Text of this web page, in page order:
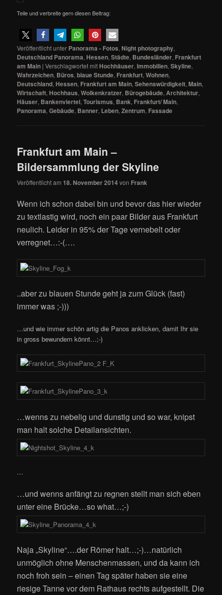
Teile und verbreite gern diesen Beitrag:
Veröffentlicht unter Panorama - Fotos, Night photography,
Deutschland Panorama, Hessen,Städte, Bundesländer, Frankfurt
am Main |Verschlagwortet mit Hochhäuser,Immobilien,Skyline,
Wahrzeichen, Büros,blaue Stunde, Frankfurt,Wohnen,
Deutschland, Hessen, Frankfurt am Main,Sehenswürdigkeit,Main,
Wirtschaft, Hochhaus,Wolkenkratzer, Bürogebäude, Architektur,
Häuser, Bankenviertel,Tourismus, Bank, Frankfurt/ Main,
Panorama,Gebäude, Banner, Leben,Zentrum, Fassade
Frankfurt am Main –
Bildersammlung der Skyline
Veröffentlicht am 18. November 2014von Frank
Wenn ich schon dabei bin und bevor das hier wieder
zu textlastig wird, noch ein paar Bilder aus Frankfurt
neulich. Leider in 95% der Tage vernebelt oder
verregnet…:-(….
..aber zu blauen Stunde geht ja zum Glück (fast)
immer was ;-)))
…und wie immer schön artig die Panos anklicken, damit Ihr sie
in gross bewundern könnt…;-)
…wenns zu nebelig und dunstig und so war, knipst
man halt solche Detailansichten.
…
…und wenns anfängt zu regnen stellt man sich eben
unter eine Brücke…so what…;-)
Naja „Skyline“….der Römer halt…;-)…natürlich
unmöglich ohne Menschenmassen, und da kann ich
noch froh sein – einen Tag später haben sie eine
riesige Tanne vor dem Rathaus rechts aufgestellt. Die